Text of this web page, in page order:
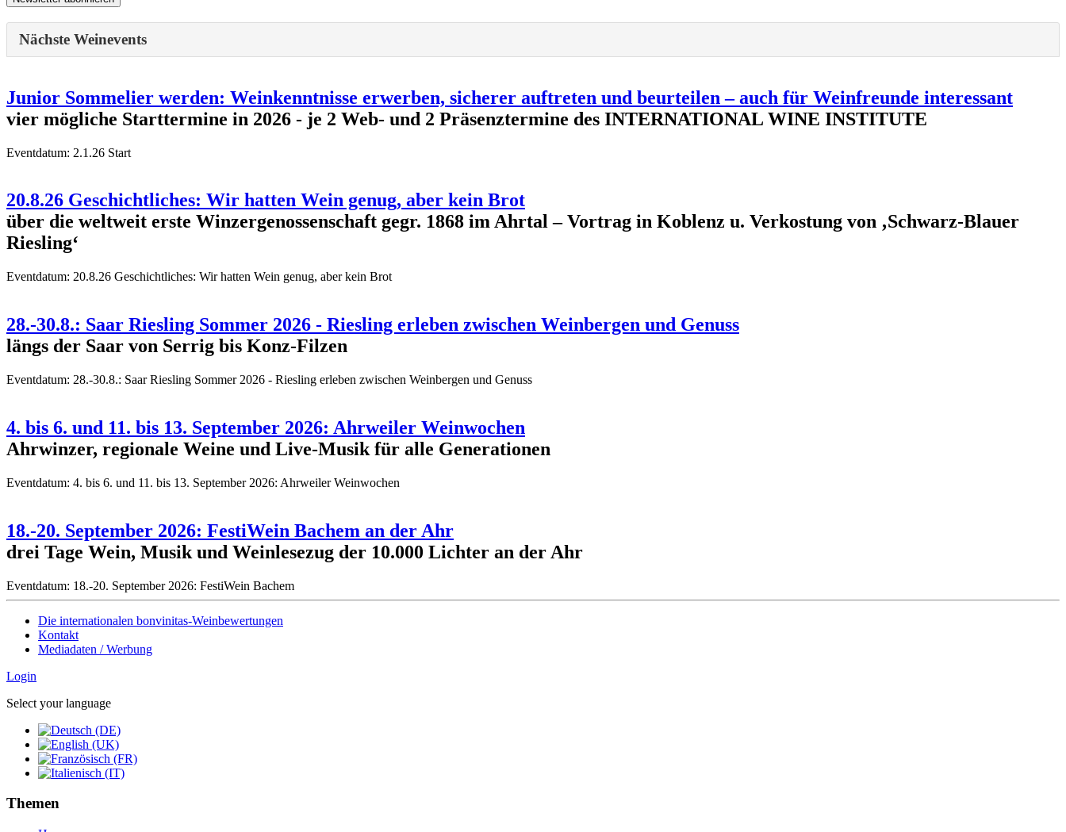
Nächste Weinevents
Junior Sommelier werden: Weinkenntnisse erwerben, sicherer auftreten und beurteilen – auch für Weinfreunde interessant
vier mögliche Starttermine in 2026 - je 2 Web- und 2 Präsenztermine des INTERNATIONAL WINE INSTITUTE
Eventdatum: 2.1.26 Start
20.8.26 Geschichtliches: Wir hatten Wein genug, aber kein Brot
über die weltweit erste Winzergenossenschaft gegr. 1868 im Ahrtal – Vortrag in Koblenz u. Verkostung von ‚Schwarz-Blauer
Riesling‘
Eventdatum: 20.8.26 Geschichtliches: Wir hatten Wein genug, aber kein Brot
28.-30.8.: Saar Riesling Sommer 2026 - Riesling erleben zwischen Weinbergen und Genuss
längs der Saar von Serrig bis Konz-Filzen
Eventdatum: 28.-30.8.: Saar Riesling Sommer 2026 - Riesling erleben zwischen Weinbergen und Genuss
4. bis 6. und 11. bis 13. September 2026: Ahrweiler Weinwochen
Ahrwinzer, regionale Weine und Live-Musik für alle Generationen
Eventdatum: 4. bis 6. und 11. bis 13. September 2026: Ahrweiler Weinwochen
18.-20. September 2026: FestiWein Bachem an der Ahr
drei Tage Wein, Musik und Weinlesezug der 10.000 Lichter an der Ahr
Eventdatum: 18.-20. September 2026: FestiWein Bachem
Die internationalen bonvinitas-Weinbewertungen
Kontakt
Mediadaten / Werbung
Login
Select your language
Themen